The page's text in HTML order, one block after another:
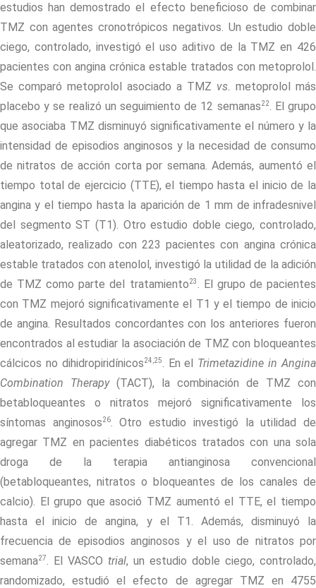
estudios han demostrado el efecto beneficioso de combinar
TMZ con agentes cronotrópicos negativos. Un estudio doble
ciego, controlado, investigó el uso aditivo de la TMZ en 426
pacientes con angina crónica estable tratados con metoprolol.
Se comparó metoprolol asociado a TMZ vs. metoprolol más
placebo y se realizó un seguimiento de 12 semanas22. El grupo
que asociaba TMZ disminuyó significativamente el número y la
intensidad de episodios anginosos y la necesidad de consumo
de nitratos de acción corta por semana. Además, aumentó el
tiempo total de ejercicio (TTE), el tiempo hasta el inicio de la
angina y el tiempo hasta la aparición de 1 mm de infradesnivel
del segmento ST (T1). Otro estudio doble ciego, controlado,
aleatorizado, realizado con 223 pacientes con angina crónica
estable tratados con atenolol, investigó la utilidad de la adición
de TMZ como parte del tratamiento23. El grupo de pacientes
con TMZ mejoró significativamente el T1 y el tiempo de inicio
de angina. Resultados concordantes con los anteriores fueron
encontrados al estudiar la asociación de TMZ con bloqueantes
cálcicos no dihidropiridínicos24,25. En el Trimetazidine in Angina
Combination Therapy(TACT), la combinación de TMZ con
betabloqueantes o nitratos mejoró significativamente los
síntomas anginosos26. Otro estudio investigó la utilidad de
agregar TMZ en pacientes diabéticos tratados con una sola
droga de la terapia antianginosa convencional
(betabloqueantes, nitratos o bloqueantes de los canales de
calcio). El grupo que asoció TMZ aumentó el TTE, el tiempo
hasta el inicio de angina, y el T1. Además, disminuyó la
frecuencia de episodios anginosos y el uso de nitratos por
semana27. El VASCO trial, un estudio doble ciego, controlado,
randomizado, estudió el efecto de agregar TMZ en 4755